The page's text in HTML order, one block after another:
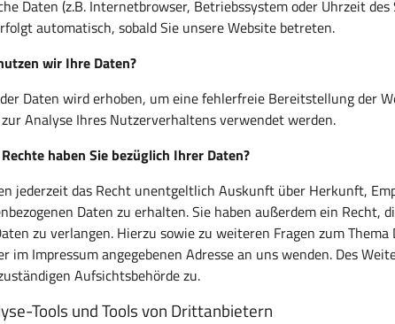
Daten (z.B. Internetbrowser, Betriebssystem oder Uhrzeit
automatisch, sobald Sie unsere Website betreten.
wir Ihre Daten?
Daten wird erhoben, um eine fehlerfreie Bereitstellung der
Analyse Ihres Nutzerverhaltens verwendet werden.
haben Sie bezüglich Ihrer Daten?
jederzeit das Recht unentgeltlich Auskunft über Herkunft,
Daten zu erhalten. Sie haben außerdem ein Recht,
zu verlangen. Hierzu sowie zu weiteren Fragen zum
im Impressum angegebenen Adresse an uns wenden. Des
Aufsichtsbehörde zu.
Tools und Tools von Drittanbietern